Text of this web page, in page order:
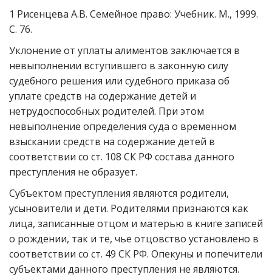
1 Рисенцева А.В. Семейное право: Учебник. М., 1999.
С. 76.
Уклонение от уплаты алиментов заключается в
невыполнении вступившего в законную силу
судебного решения или судебного приказа об
уплате средств на содержание детей и
нетрудоспособных родителей. При этом
невыполнение определения суда о временном
взыскании средств на содержание детей в
соответствии со ст. 108 СК РФ состава данного
преступления не образует.
Субъектом преступления являются родители,
усыновители и дети. Родителями признаются как
лица, записанные отцом и матерью в книге записей
о рождении, так и те, чье отцовство установлено в
соответствии со ст. 49 СК РФ. Опекуны и попечители
субъектами данного преступления не являются.